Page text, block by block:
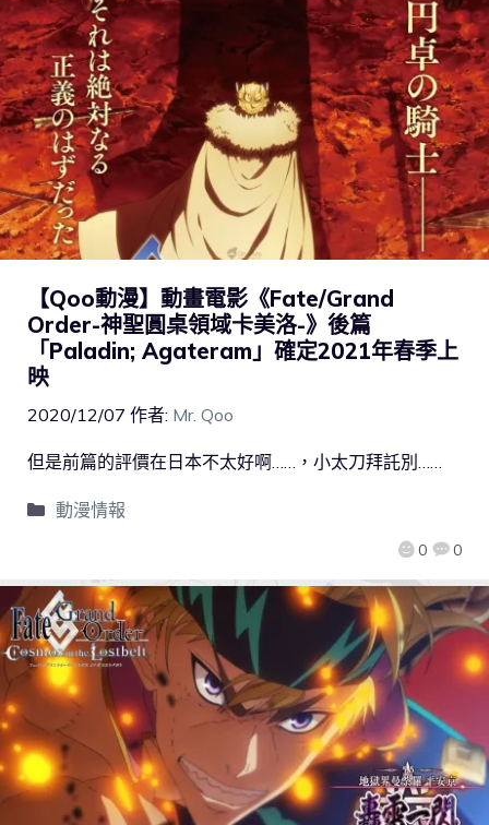
【Qoo動漫】動畫電影《Fate/Grand
Order-神聖圓桌領域卡美洛-》後篇
「Paladin; Agateram」確定2021年春季上
映
2020/12/07 作者: Mr. Qoo
0 0
但是前篇的評價在日本不太好啊……，小太刀拜託別……
動漫情報